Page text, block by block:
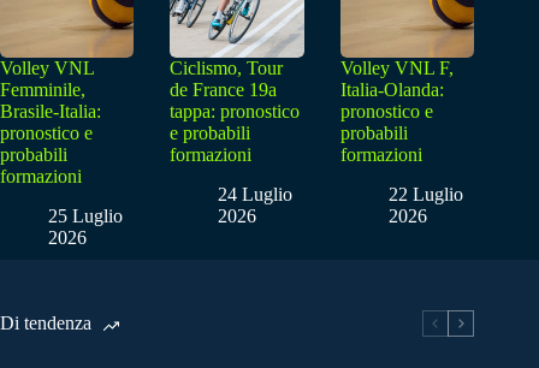
Volley VNL
Femminile,
Brasile-Italia:
pronostico e
probabili
formazioni
25 Luglio
2026
Ciclismo, Tour
de France 19a
tappa: pronostico
e probabili
formazioni
24 Luglio
2026
Volley VNL F,
Italia-Olanda:
pronostico e
probabili
formazioni
22 Luglio
2026
Di tendenza